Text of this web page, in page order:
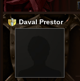
Daval Prestor